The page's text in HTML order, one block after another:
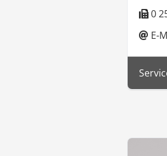
0
E-